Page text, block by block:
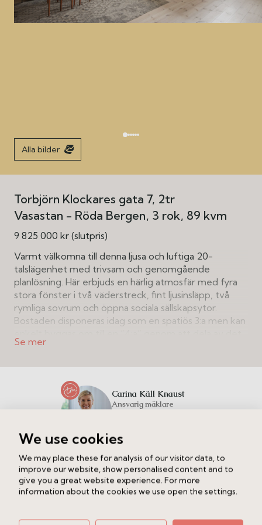
Alla bilder
Torbjörn Klockares gata 7, 2tr
Vasastan - Röda Bergen 3 rok 89 kvm
9 825 000 kr (slutpris)
Varmt välkomna till denna ljusa och luftiga 20-
talslägenhet med trivsam och genomgående
planlösning. Här erbjuds en härlig atmosfär med fyra
stora fönster i två väderstreck, fint ljusinsläpp, två
rymliga sovrum och öppna sociala sällskapsytor.
Bostaden disponeras idag som en spatiös 3:a men kan
större sovrummet.
samtidigt som flertalet detaljer från byggåret är
bevarade såsom generös takhöjd, spröjsade fönster
med djupa nischer och speglade dörrar. Sober
gedigna furutiljor vilket ger ett ljust och enhetligt
sköna rumssamband ger ett mycket harmoniskt hem.
Planlösningen är genomtänkt och den möblerbara
hallen separerar de sociala ytorna från sovrummen.
Carina Käll Knaust
Ansvarig mäklare
Intresserad av att veta vad din bostad är värd?
Fyll i dina uppgifter nedan så kontaktar vi dig.
We use cookies
We may place these for analysis of our visitor data, to
improve our website, show personalised content and to
give you a great website experience. For more
information about the cookies we use open the settings.